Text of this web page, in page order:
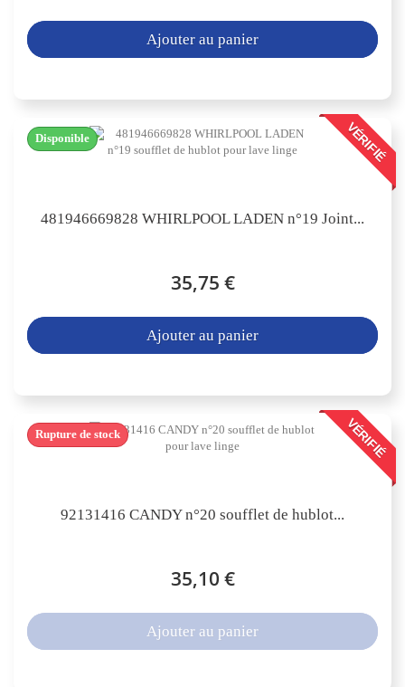
Ajouter au panier
VÉRIFIÉ
481946669828 WHIRLPOOL LADEN n°19 Joint...
35,75 €
Disponible
Ajouter au panier
VÉRIFIÉ
92131416 CANDY n°20 soufflet de hublot...
35,10 €
Rupture de stock
Ajouter au panier